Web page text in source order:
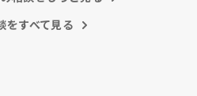
ヶ月なんだから、未経験なこと
スタッフ全員に目を配れる人が沢
しょうか⁉️そういう事と思います
をすべて見る